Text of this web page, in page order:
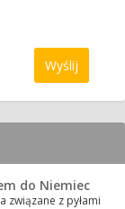
do Niemiec
związane z pyłami